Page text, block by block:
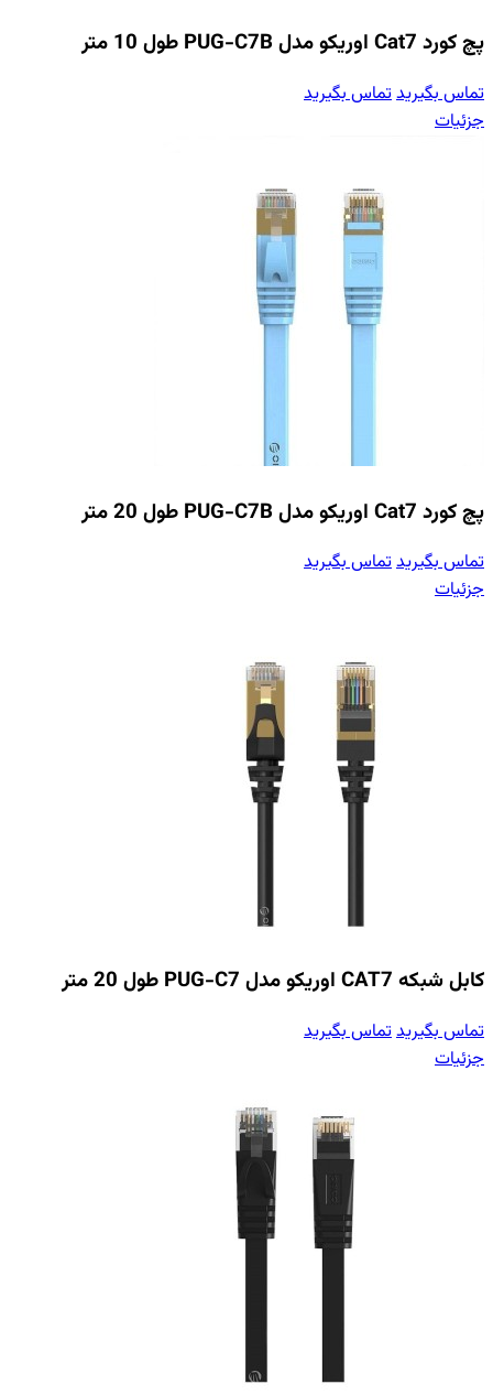
پچ کورد Cat7 اوریکو مدل PUG-C7B طول 10 متر
تماس بگیریدتماس بگیرید
جزئیات
پچ کورد Cat7 اوریکو مدل PUG-C7B طول 20 متر
تماس بگیریدتماس بگیرید
جزئیات
کابل شبکه CAT7 اوریکو مدل PUG-C7 طول 20 متر
تماس بگیریدتماس بگیرید
جزئیات